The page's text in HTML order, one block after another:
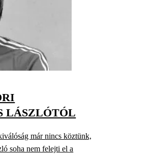
LÁSZLÓTÓL
már nincs köztünk,
soha nem felejti el a